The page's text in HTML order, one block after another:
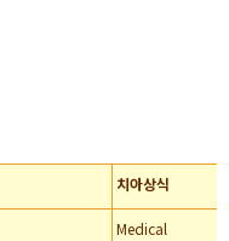
치아상식
Medical